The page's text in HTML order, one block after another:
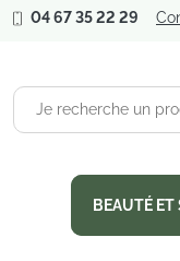
04 67 35 22 29
BEAUTÉ ET